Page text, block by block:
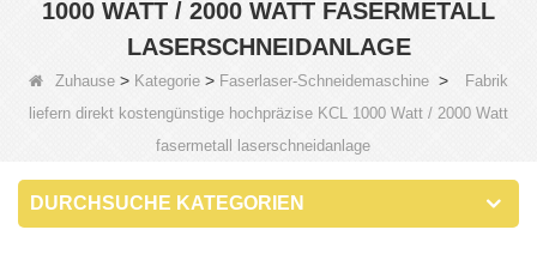
1000 WATT / 2000 WATT FASERMETALL
LASERSCHNEIDANLAGE
Zuhause > Kategorie > Faserlaser-Schneidemaschine >
Fabrik
liefern direkt kostengünstige hochpräzise KCL 1000 Watt / 2000 Watt
fasermetall laserschneidanlage
DURCHSUCHE KATEGORIEN